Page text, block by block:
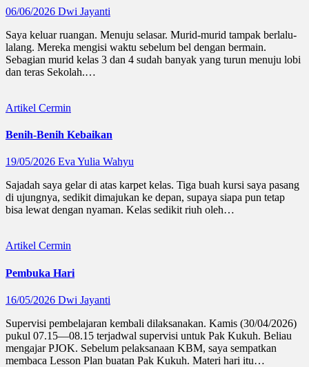
06/06/2026 Dwi Jayanti
Saya keluar ruangan. Menuju selasar. Murid-murid tampak berlalu-
lalang. Mereka mengisi waktu sebelum bel dengan bermain.
Sebagian murid kelas 3 dan 4 sudah banyak yang turun menuju lobi
dan teras Sekolah.…
Artikel Cermin
Benih-Benih Kebaikan
19/05/2026 Eva Yulia Wahyu
Sajadah saya gelar di atas karpet kelas. Tiga buah kursi saya pasang
di ujungnya, sedikit dimajukan ke depan, supaya siapa pun tetap
bisa lewat dengan nyaman. Kelas sedikit riuh oleh…
Artikel Cermin
Pembuka Hari
16/05/2026 Dwi Jayanti
Supervisi pembelajaran kembali dilaksanakan. Kamis (30/04/2026)
pukul 07.15—08.15 terjadwal supervisi untuk Pak Kukuh. Beliau
mengajar PJOK. Sebelum pelaksanaan KBM, saya sempatkan
membaca Lesson Plan buatan Pak Kukuh. Materi hari itu…